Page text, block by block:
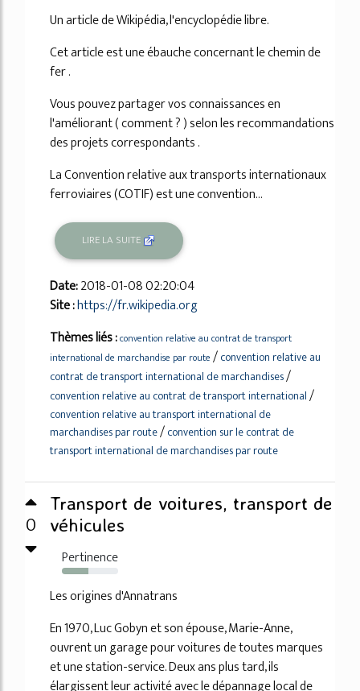
Un article de Wikipédia, l'encyclopédie libre.
Cet article est une ébauche concernant le chemin de
fer .
Vous pouvez partager vos connaissances en
l'améliorant ( comment ? ) selon les recommandations
des projets correspondants .
La Convention relative aux transports internationaux
ferroviaires (COTIF) est une convention...
LIRE LA SUITE
Date:2018-01-08 02:20:04
Site :https://fr.wikipedia.org
Thèmes liés :convention relative au contrat de transport
international de marchandise par route /convention relative au
contrat de transport international de marchandises/
convention relative au contrat de transport international/
convention relative au transport international de
marchandises par route/convention sur le contrat de
transport international de marchandises par route
0
Transport de voitures, transport de
véhicules
Pertinence
47%
Les origines d'Annatrans
En 1970, Luc Gobyn et son épouse, Marie-Anne,
ouvrent un garage pour voitures de toutes marques
et une station-service. Deux ans plus tard, ils
élargissent leur activité avec le dépannage local de